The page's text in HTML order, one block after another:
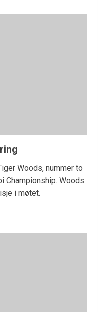
Woods, nummer to
Championship. Woods
i møtet.